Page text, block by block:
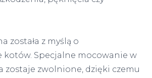
została z myślą o
kotów. Specjalne mocowanie w
zostaje zwolnione, dzięki czemu